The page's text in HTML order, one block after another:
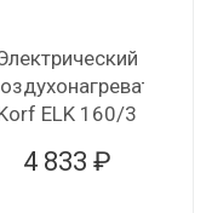
ELK 160/3
4 833 ₽